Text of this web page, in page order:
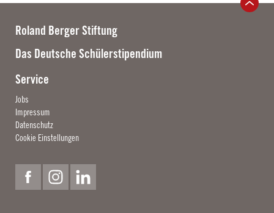
Roland Berger Stiftung
Das Deutsche Schülerstipendium
Service
Jobs
Impressum
Datenschutz
Cookie Einstellungen
FacebookInstagramLinkedin